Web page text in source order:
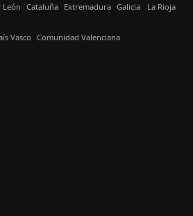
León Cataluña Extremadura Galicia La Rioja
Vasco Comunidad Valenciana